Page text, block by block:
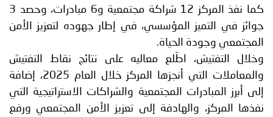
كما نفذ المركز 12 شراكة مجتمعية و6 مبادرات، وحصد 3
جوائز في التميز المؤسسي، في إطار جهوده لتعزيز الأمن
المجتمعي وجودة الحياة.
وخلال التفتيش، اطّلع معاليه على نتائج نقاط التفتيش
والمعاملات التي أنجزها المركز خلال العام 2025، إضافة
إلى أبرز المبادرات المجتمعية والشراكات الاستراتيجية التي
نفذها المركز، والهادفة إلى تعزيز الأمن المجتمعي ورفع